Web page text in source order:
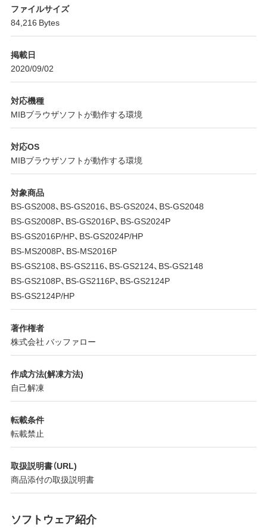
ファイルサイズ
84,216 Bytes
掲載日
2020/09/02
対応機種
MIBブラウザソフトが動作する環境
対応OS
MIBブラウザソフトが動作する環境
対象商品
BS-GS2008、BS-GS2016、BS-GS2024、BS-GS2048
BS-GS2008P、BS-GS2016P、BS-GS2024P
BS-GS2016P/HP、BS-GS2024P/HP
BS-MS2008P、BS-MS2016P
BS-GS2108、BS-GS2116、BS-GS2124、BS-GS2148
BS-GS2108P、BS-GS2116P、BS-GS2124P
BS-GS2124P/HP
著作権者
株式会社 バッファロー
作成方法(解凍方法)
自己解凍
転載条件
転載禁止
取扱説明書（URL)
商品添付の取扱説明書
ソフトウェア紹介